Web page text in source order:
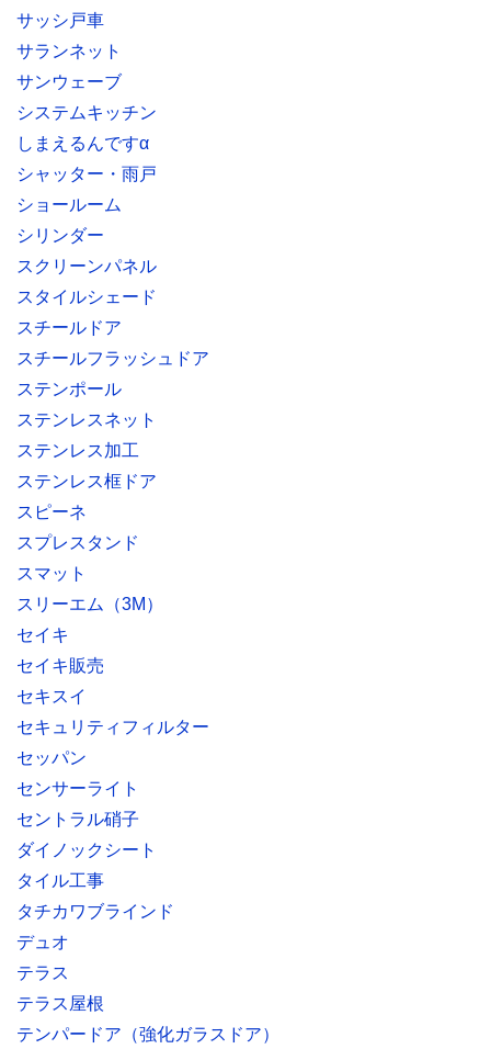
サッシ戸車
サランネット
サンウェーブ
システムキッチン
しまえるんですα
シャッター・雨戸
ショールーム
シリンダー
スクリーンパネル
スタイルシェード
スチールドア
スチールフラッシュドア
ステンポール
ステンレスネット
ステンレス加工
ステンレス框ドア
スピーネ
スプレスタンド
スマット
スリーエム（3M）
セイキ
セイキ販売
セキスイ
セキュリティフィルター
セッパン
センサーライト
セントラル硝子
ダイノックシート
タイル工事
タチカワブラインド
デュオ
テラス
テラス屋根
テンパードア（強化ガラスドア）